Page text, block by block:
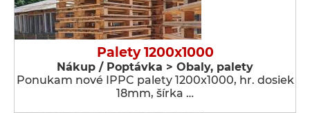
Palety 1200x1000
Nákup / Poptávka > Obaly, palety
Ponukam nové IPPC palety 1200x1000, hr. dosiek
18mm, šírka …